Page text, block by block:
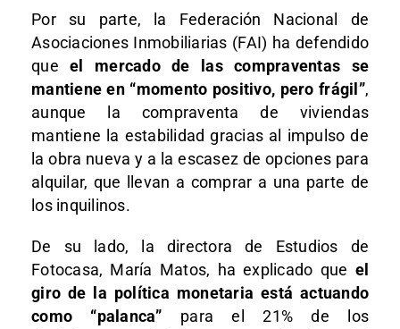
Por su parte, la Federación Nacional de
Asociaciones Inmobiliarias (FAI) ha defendido
queel mercado de las compraventas se
mantiene en “momento positivo, pero frágil”,
aunque la compraventa de viviendas
mantiene la estabilidad gracias al impulso de
la obra nueva y a la escasez de opciones para
alquilar, que llevan a comprar a una parte de
los inquilinos.
De su lado, la directora de Estudios de
Fotocasa, María Matos, ha explicado que el
giro de la política monetaria está actuando
como “palanca” para el 21% de los